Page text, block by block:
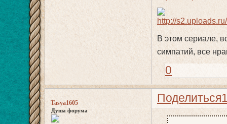
В этом сериале,
симпатий, все
0
Поделиться
Tasya1605
Душа форума